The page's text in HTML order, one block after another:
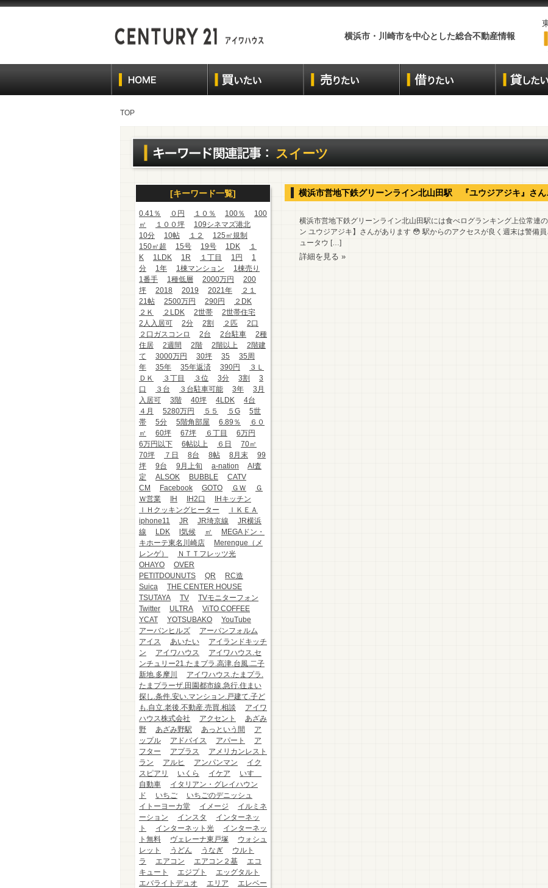
横浜市・川崎市を中心とした総合不動産情報
TOP
スイーツ
[キーワード一覧]
0.41％ ０円 １０％ 100％
100
㎡
１００坪
109シネマズ港北
10分
10帖 １２
125㎡規制
150㎡超
15号 19号 1DK
１
K
1LDK 1R １丁目 1円
1
分
1年 1棟マンション
1棟売り
1番手
1種低層 2000万円
200
坪
2018 2019 2021年
２１
21帖
2500万円 290円
２DK
２Ｋ
２LDK 2世帯
2世帯住宅
2人入居可
2分 2割 ２匹
2口
２口ガスコンロ
2台 2台駐車
2種
住居
2週間 2階 2階以上
2階建
て
3000万円 30坪 35
35周
年
35年 35年返済 390円
３Ｌ
ＤＫ
３丁目 ３位 3分 3割
3
口
３台 ３台駐車可能 3年
3月
入居可
3階 40坪 4LDK
4台
４月
5280万円 ５５ ５G
5世
帯
5分 5階角部屋 6.89％
６０
㎡
60坪 67坪 ６丁目
6万円
6万円以下
6帖以上 ６日
70㎡
70坪
７日 8台 8帖 8月末
99
坪
9台 9月上旬 a-nation
AI査
定
ALSOK BUBBLE
CATV
CM
Facebook GOTO ＧＷ
Ｇ
Ｗ営業
IH IH2口
IHキッチン
ＩＨクッキングヒーター
ＩＫＥＡ
iphone11
JR JR埼京線
JR横浜
線
LDK l気候 ㎡
MEGAドン・
キホーテ東名川崎店
Merengue（メ
レンゲ）
ＮＴＴフレッツ光
OHAYO
OVER
PETITDOUNUTS
QR
RC造
Suica
THE CENTER HOUSE
TSUTAYA
TV
TVモニターフォン
Twitter
ULTRA
ViTO COFFEE
YCAT
YOTSUBAKO
YouTube
アーバンヒルズ
アーバンフォルム
アイス
あいたい
アイランドキッチ
ン
アイワハウス
アイワハウス.セ
ンチュリー21.たまプラ.高津.台風.二子
新地.多摩川
アイワハウス.たまプラ.
たまプラーザ.田園都市線.急行.住まい
探し.条件.安い.マンション.戸建て.子ど
も.自立.老後.不動産.売買.相談
アイワ
ハウス株式会社
アクセント
あざみ
野
あざみ野駅 あっという間
ア
ップル
アドバイス アパート
ア
フター
アプラス
アメリカンレスト
ラン
アルヒ アンパンマン
イク
スピアリ
いくら イケア
いすゞ
自動車
イタリアン・グレイハウン
ド
いちご
いちごのデニッシュ
イトーヨーカ堂
イメージ
イルミネ
ーション
インスタ
インターネッ
ト
インターネット光
インターネッ
ト無料
ヴェレーナ東戸塚
ウォシュ
レット
うどん うなぎ
ウルト
ラ
エアコン エアコン２基
エコ
キュート
エジプト
エッグタルト
エバライトデュオ
エリア
エレベー
横浜市営地下鉄グリーンライン北山田駅 『ユウジアジキ』さん
横浜市営地下鉄グリーンライン北山田駅には食べログランキング上位常連
ン ユウジアジキ】さんがあります 😳 駅からのアクセスが良く週末は警備
ュータウ […]
詳細を見る »